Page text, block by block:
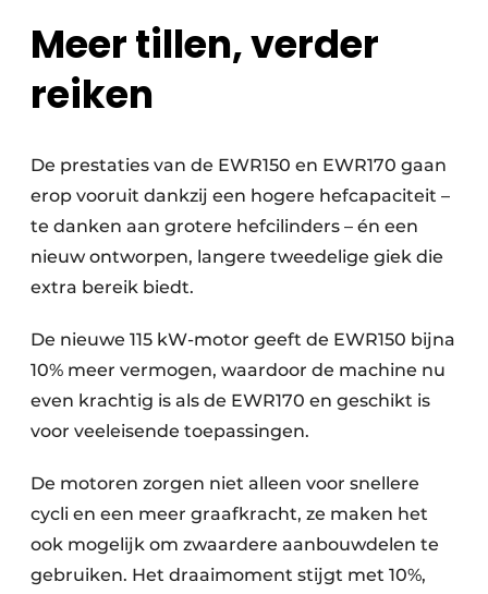
Meer tillen, verder
reiken
De prestaties van de EWR150 en EWR170 gaan
erop vooruit dankzij een hogere hefcapaciteit –
te danken aan grotere hefcilinders – én een
nieuw ontworpen, langere tweedelige giek die
extra bereik biedt.
De nieuwe 115 kW-motor geeft de EWR150 bijna
10% meer vermogen, waardoor de machine nu
even krachtig is als de EWR170 en geschikt is
voor veeleisende toepassingen.
De motoren zorgen niet alleen voor snellere
cycli en een meer graafkracht, ze maken het
ook mogelijk om zwaardere aanbouwdelen te
gebruiken. Het draaimoment stijgt met 10%,